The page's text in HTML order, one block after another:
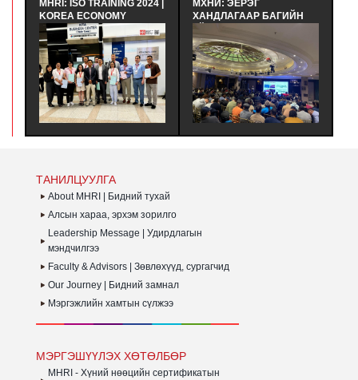
ISO TRAINING 2024 |
ECONOMY
- БНСУ-Н
ЗАСГИЙН
ТУСГАЙ
ЗОЧИН
ТУРШЛАГА
АМЖИЛТТАЙ
МХНИ: ЭЕРЭГ
ХАНДЛАГААР БАГИЙН
ҮЙЛ АЖИЛЛАГААГ
САЙЖРУУЛАХ НЬ |
ХАРИЛЦАА ХАНДЛАГЫН
БАГЦ СУРГАЛТ - ЭЕРЭГ
ХАНДЛАГААР БАГИЙН
ҮЙЛ АЖИЛЛАГААГ
САЙЖРУУЛАХ НЬ |
ХАРИЛЦАА ХАНДЛАГЫН
УДИРДЛАГЫН
БОЛЛОО. -
НӨӨЦИЙН
(MHRI/
ТАНИЛЦУУЛГА
About MHRI | Бидний тухай
Алсын хараа, эрхэм зорилго
Leadership Message | Удирдлагын
мэндчилгээ
Faculty & Advisors | Зөвлөхүүд, сургагчид
Our Journey | Бидний замнал
Мэргэжлийн хамтын сүлжээ
МЭРГЭШҮҮЛЭХ ХӨТӨЛБӨР
MHRI - Хүний нөөцийн сертификатын